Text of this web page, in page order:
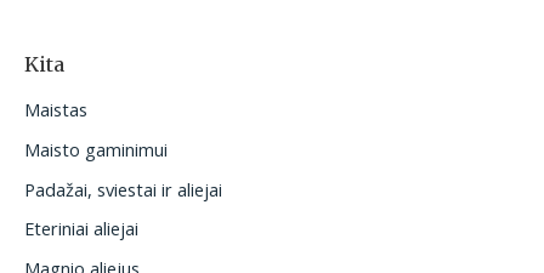
Kita
Maistas
Maisto gaminimui
Padažai, sviestai ir aliejai
Eteriniai aliejai
Magnio aliejus